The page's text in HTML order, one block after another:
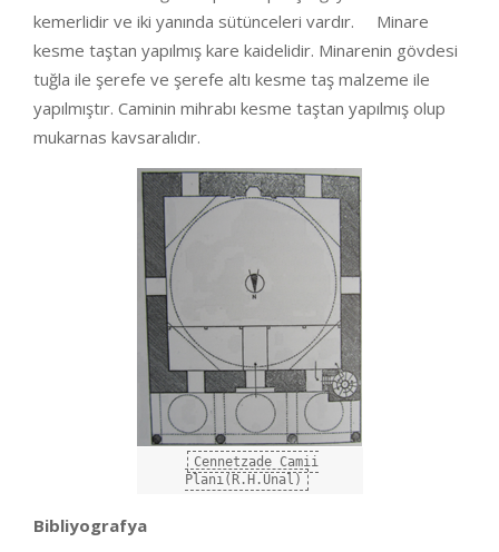
kemerlidir ve iki yanında sütünceleri vardır. Minare
kesme taştan yapılmış kare kaidelidir. Minarenin gövdesi
tuğla ile şerefe ve şerefe altı kesme taş malzeme ile
yapılmıştır. Caminin mihrabı kesme taştan yapılmış olup
mukarnas kavsaralıdır.
Cennetzade Camii
Planı(R.H.Ünal)
Bibliyografya